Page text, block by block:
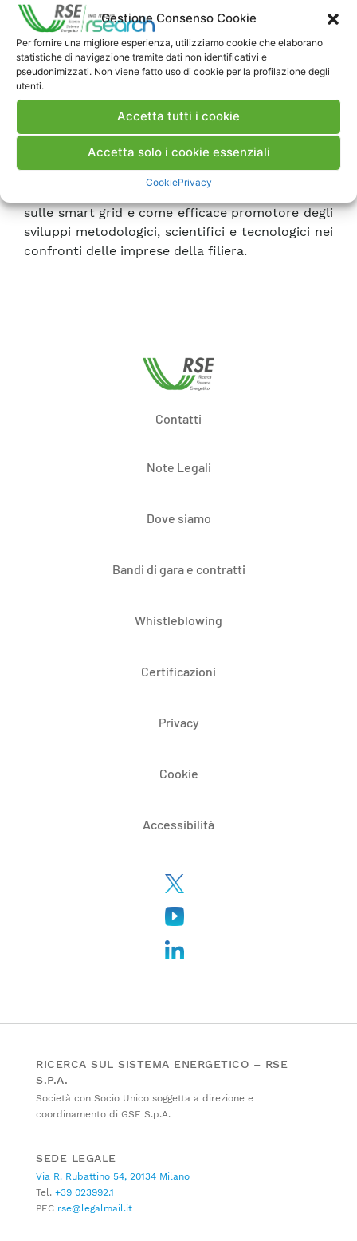
Gestione Consenso Cookie
Per fornire una migliore esperienza, utilizziamo cookie che elaborano
statistiche di navigazione tramite dati non identificativi e
pseudonimizzati. Non viene fatto uso di cookie per la profilazione degli
utenti.
Accetta tutti i cookie
Accetta solo i cookie essenziali
CookiePrivacy
della stima dello stato e delle comunicazioni
nei sistemi elettrici del futuro;
Patricia Arsene (CE) ha discusso della visione
della Commissione Europea per un sistema
energetico integrato nel quale il ruolo dell’ICT,
della sicurezza informatica, dell’analisi dei dati
si farà sempre più importante.
Il pieno successo dell’iniziativa ha permesso di
consolidare il ruolo di RSE come attore di primo
sulle smart grid e come efficace promotore degli
sviluppi metodologici, scientifici e tecnologici nei
confronti delle imprese della filiera.
Contatti
Note Legali
Dove siamo
Bandi di gara e contratti
Whistleblowing
Certificazioni
Privacy
Cookie
Accessibilità
RICERCA SUL SISTEMA ENERGETICO – RSE
S.P.A.
Società con Socio Unico soggetta a direzione e
coordinamento di GSE S.p.A.
SEDE LEGALE
Via R. Rubattino 54, 20134 Milano
Tel. +39 023992.1
PEC rse@legalmail.it